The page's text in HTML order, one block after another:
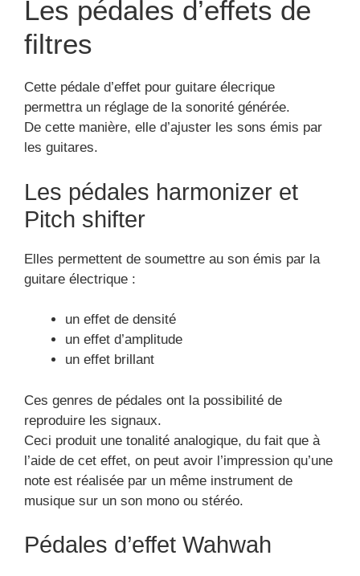
Les pédales d’effets de
filtres
Cette pédale d’effet pour guitare élecrique
permettra un réglage de la sonorité générée.
De cette manière, elle d’ajuster les sons émis par
les guitares.
Les pédales harmonizer et
Pitch shifter
Elles permettent de soumettre au son émis par la
guitare électrique :
un effet de densité
un effet d’amplitude
un effet brillant
Ces genres de pédales ont la possibilité de
reproduire les signaux.
Ceci produit une tonalité analogique, du fait que à
l’aide de cet effet, on peut avoir l’impression qu’une
note est réalisée par un même instrument de
musique sur un son mono ou stéréo.
Pédales d’effet Wahwah